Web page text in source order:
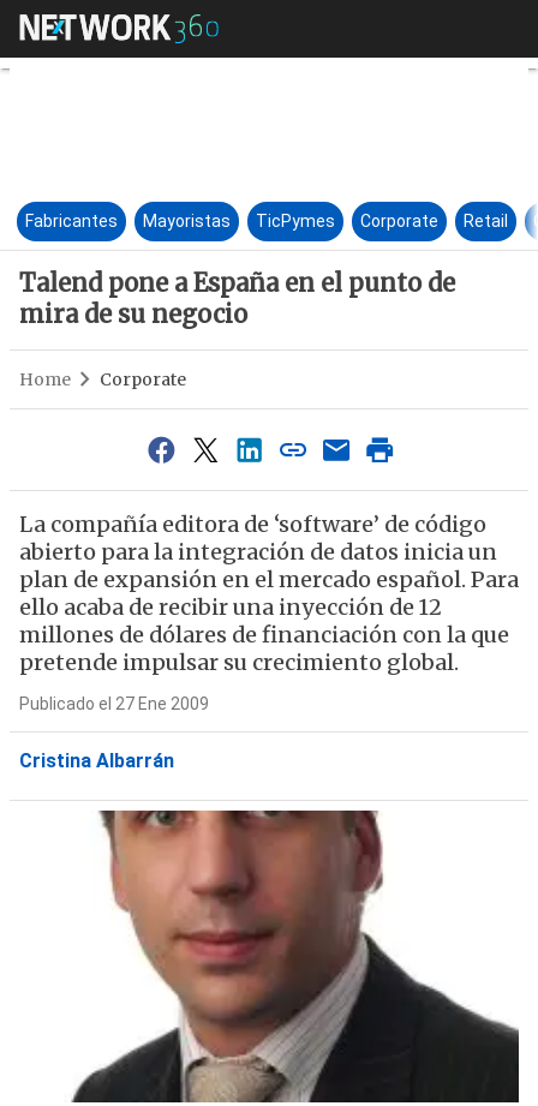
Talend pone a España en el
Fabricantes Mayoristas TicPymes Corporate Retail
Talend pone a España en el punto de
mira de su negocio
Home Corporate
La compañía editora de ‘software’ de código
abierto para la integración de datos inicia un
plan de expansión en el mercado español. Para
ello acaba de recibir una inyección de 12
millones de dólares de financiación con la que
pretende impulsar su crecimiento global.
Publicado el 27 Ene 2009
Cristina Albarrán